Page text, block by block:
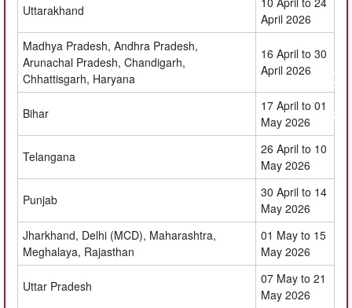
Uttarakhand
April 2026
Madhya Pradesh, Andhra Pradesh,
Arunachal Pradesh, Chandigarh,
Chhattisgarh, Haryana
16 April to 30
April 2026
Bihar
17 April to 01
May 2026
Telangana
26 April to 10
May 2026
Punjab
30 April to 14
May 2026
Jharkhand, Delhi (MCD), Maharashtra,
Meghalaya, Rajasthan
01 May to 15
May 2026
Uttar Pradesh
07 May to 21
May 2026